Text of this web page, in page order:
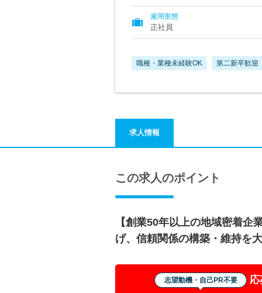
雇用形態
正社員
職種・業種未経験OK 第二新卒歓迎
求人情報
この求人のポイント
【創業50年以上の地域密着
げ、信頼関係の構築・維持を
志望動機・自己PR不要